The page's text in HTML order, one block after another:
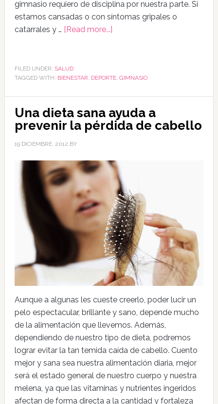
gimnasio requiero de disciplina por nuestra parte. Si
estamos cansadas o con síntomas gripales o
catarrales y … [Read more...]
FILED UNDER: SALUD
TAGGED WITH: BIENESTAR DEPORTE, GIMNASIO
Una dieta sana ayuda a
prevenir la pérdida de cabello
19 DICIEMBRE, 2012 BY
Aunque a algunas les cueste creerlo, poder lucir un
pelo espectacular, brillante y sano, depende mucho
de la alimentación que llevemos. Además,
dependiendo de nuestro tipo de dieta, podremos
lograr evitar la tan temida caída de cabello. Cuento
mejor y sana sea nuestra alimentación diaria, mejor
será el estado general de nuestro cuerpo y nuestra
melena, ya que las vitaminas y nutrientes ingeridos
afectan de forma directa a la cantidad y fortaleza